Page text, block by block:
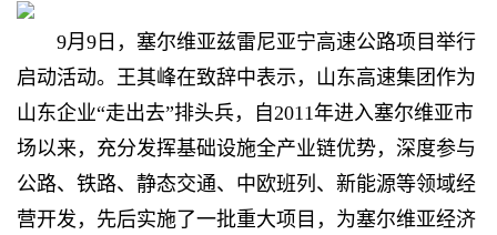
9月9日，塞尔维亚兹雷尼亚宁高速公路项目举行
启动活动。王其峰在致辞中表示，山东高速集团作为
山东企业“走出去”排头兵，自2011年进入塞尔维亚市
场以来，充分发挥基础设施全产业链优势，深度参与
公路、铁路、静态交通、中欧班列、新能源等领域经
营开发，先后实施了一批重大项目，为塞尔维亚经济